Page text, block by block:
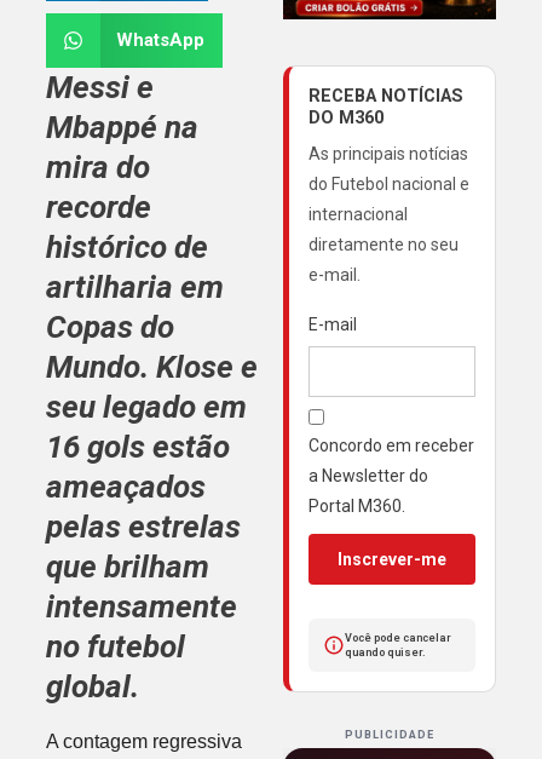
WhatsApp
Messi e
Mbappé na
mira do
recorde
histórico de
artilharia em
Copas do
Mundo. Klose e
seu legado em
16 gols estão
ameaçados
pelas estrelas
que brilham
intensamente
no futebol
global.
A contagem regressiva
RECEBA NOTÍCIAS
DO M360
As principais notícias
do Futebol nacional e
internacional
diretamente no seu
e-mail.
E-mail
Concordo em receber
a Newsletter do
Portal M360.
Inscrever-me
Você pode cancelar
quando quiser.
PUBLICIDADE